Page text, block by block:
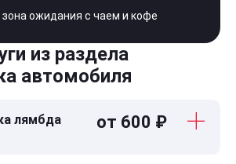
ожидания с чаем и кофе
из раздела
автомобиля
лямбда
от 600 ₽